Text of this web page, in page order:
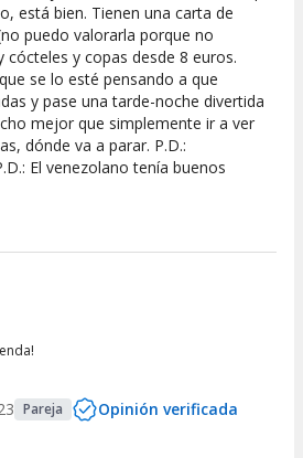
está bien. Tienen una carta de
puedo valorarla porque no
cócteles y copas desde 8 euros.
se lo esté pensando a que
y pase una tarde-noche divertida
mejor que simplemente ir a ver
dónde va a parar. P.D.:
El venezolano tenía buenos
Pareja Opinión verificada